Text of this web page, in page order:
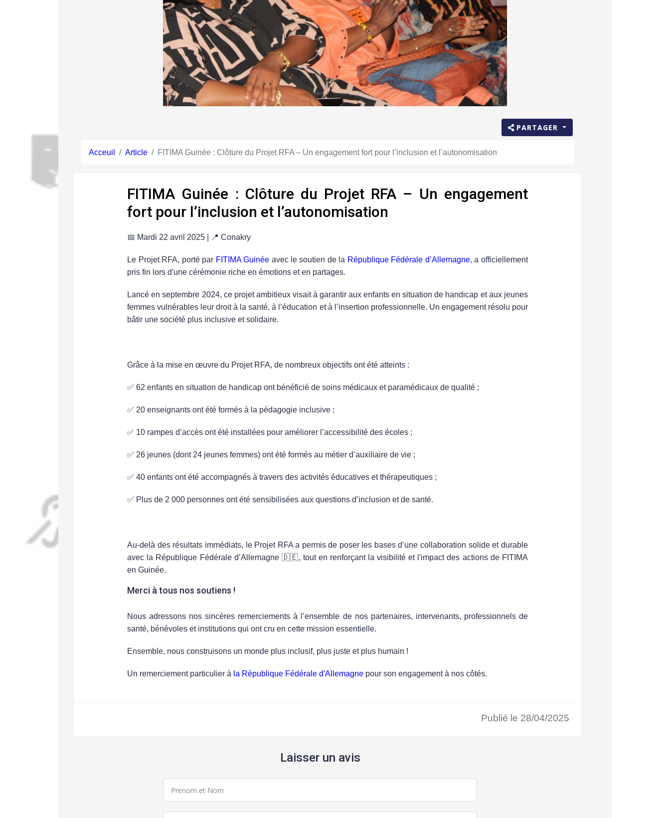
PARTAGER
Acceuil Article FITIMA Guinée : Clôture du Projet RFA – Un engagement fort pour l’inclusion et l’autonomisation
FITIMA Guinée : Clôture du Projet RFA – Un engagement
fort pour l’inclusion et l’autonomisation
📅 Mardi 22 avril 2025 | 📍Conakry
Le Projet RFA, porté par FITIMA Guinée avec le soutien de la République Fédérale d’Allemagne, a officiellement
pris fin lors d'une cérémonie riche en émotions et en partages.
Lancé en septembre 2024, ce projet ambitieux visait à garantir aux enfants en situation de handicap et aux jeunes
femmes vulnérables leur droit à la santé, à l’éducation et à l’insertion professionnelle. Un engagement résolu pour
bâtir une société plus inclusive et solidaire.
Grâce à la mise en œuvre du Projet RFA, de nombreux objectifs ont été atteints :
✅62 enfants en situation de handicap ont bénéficié de soins médicaux et paramédicaux de qualité ;
✅ 20 enseignants ont été formés à la pédagogie inclusive ;
✅ 10 rampes d’accès ont été installées pour améliorer l’accessibilité des écoles ;
✅ 26 jeunes (dont 24 jeunes femmes) ont été formés au métier d’auxiliaire de vie ;
✅40 enfants ont été accompagnés à travers des activités éducatives et thérapeutiques ;
✅ Plus de 2 000 personnes ont été sensibilisées aux questions d’inclusion et de santé.
Au-delà des résultats immédiats, le Projet RFA a permis de poser les bases d’une collaboration solide et durable
avec la République Fédérale d’Allemagne🇩🇪, tout en renforçant la visibilité et l'impact des actions de FITIMA
en Guinée.
Merci à tous nos soutiens !
Nous adressons nos sincères remerciements à l’ensemble de nos partenaires, intervenants, professionnels de
santé, bénévoles et institutions qui ont cru en cette mission essentielle.
Ensemble, nous construisons un monde plus inclusif, plus juste et plus humain !
Un remerciement particulier à la République Fédérale d'Allemagne pour son engagement à nos côtés.
Publié le 28/04/2025
Laisser un avis